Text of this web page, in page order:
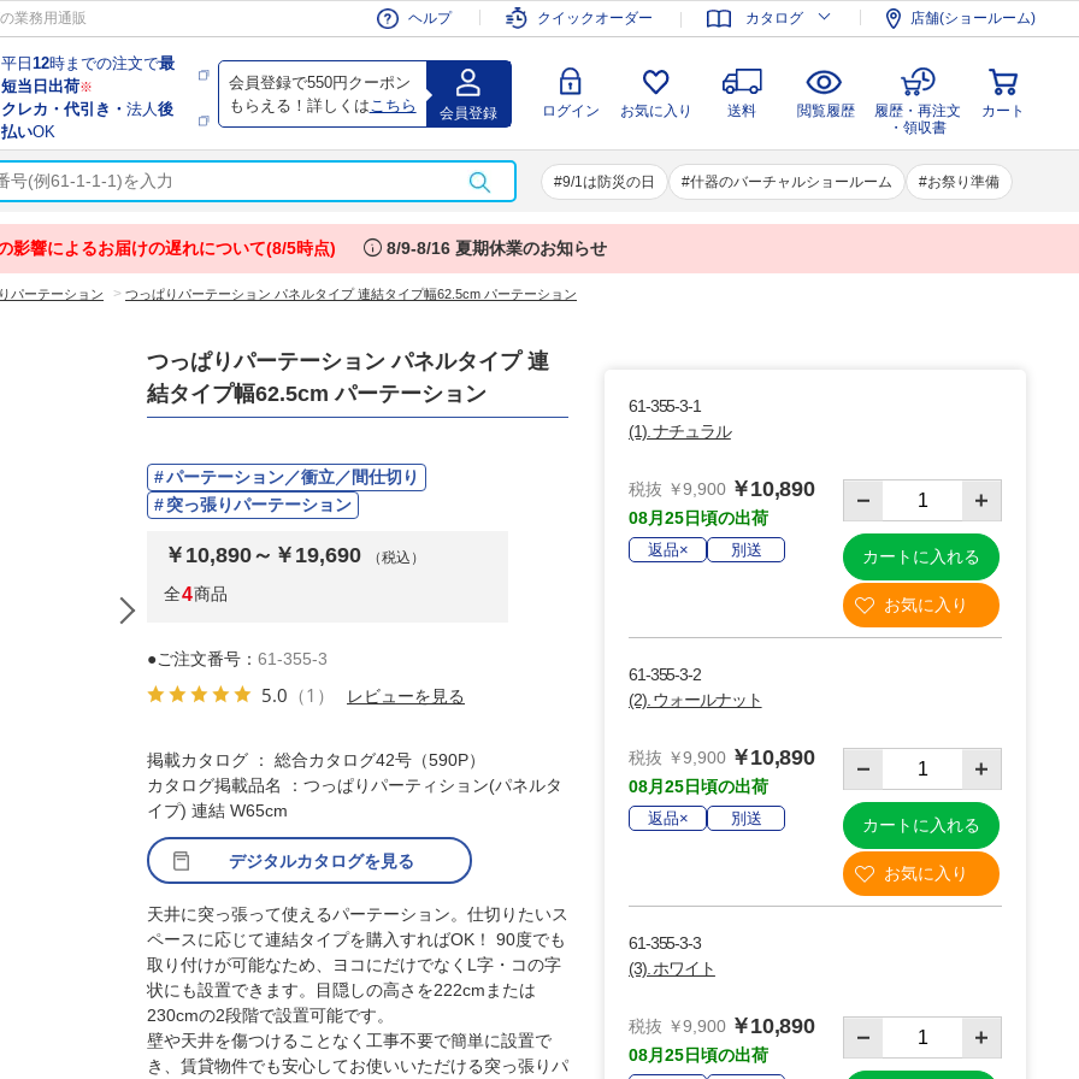
業務用通販 ヘルプ クイックオーダー カタログ 店舗(ショールーム)
平日 12時までの注文で最
短当日出荷※
クレカ・代引き・ 法人後
払いOK
会員登録で550円クーポン
もらえる！詳しくは こちら 会員登録 ログイン お気に入り 送料 閲覧履歴
履歴・再注文
・領収書
カート
9/1は防災の日 什器のバーチャルショールーム お祭り準備
会員登録 ログイン お気に入り 送料 閲覧履歴
履歴・再注文
・領収書
カート
影響によるお届けの遅れについて(8/5時点) info 8/9-8/16 夏期休業のお知らせ
パーテーション > つっぱりパーテーション パネルタイプ 連結タイプ幅62.5cm パーテーション
つっぱりパーテーション パネルタイプ 連
結タイプ幅62.5cm パーテーション
パーテーション／衝立／間仕切り
突っ張りパーテーション
￥10,890～￥19,690 （税込）
全4商品
●ご注文番号： 61-355-3
5.0 （1） レビューを見る
掲載カタログ ： 総合カタログ42号（590P）
デジタルカタログを見る
カタログ掲載品名 ：つっぱりパーティション(パネルタ
イプ) 連結 W65cm
天井に突っ張って使えるパーテーション。仕切りたいス
ペースに応じて連結タイプを購入すればOK！ 90度でも
取り付けが可能なため、ヨコにだけでなくL字・コの字
状にも設置できます。目隠しの高さを222cmまたは
230cmの2段階で設置可能です。
壁や天井を傷つけることなく工事不要で簡単に設置で
き、賃貸物件でも安心してお使いいただける突っ張りパ
61-355-3-1
(1). ナチュラル
税抜 ￥9,900 ￥10,890
08月25日頃の出荷
返品× 別送 カートに入れる
61-355-3-2
(2). ウォールナット
税抜 ￥9,900 ￥10,890
08月25日頃の出荷
返品× 別送 カートに入れる
61-355-3-3
(3). ホワイト
税抜 ￥9,900 ￥10,890
08月25日頃の出荷